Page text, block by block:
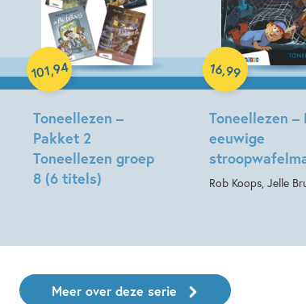
Toneellezen –
Pakket 2
Toneellezen groep
8 (6 titels)
101,94
Samengesteld pakket
Toneellezen –
eeuwige
Rob Koops, Jelle
16,99
Hardcover
Meer over deze serie